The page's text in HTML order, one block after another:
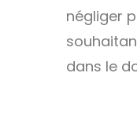
négliger
dans le